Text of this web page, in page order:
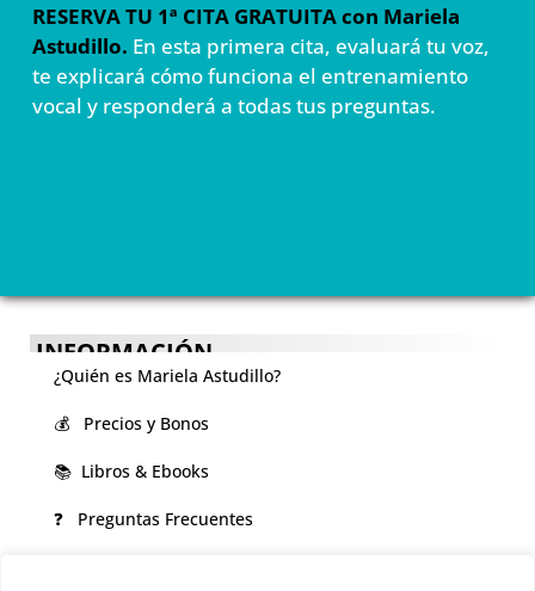
RESERVA TU 1ª CITA GRATUITA con Mariela
Astudillo. En esta primera cita, evaluará tu voz,
te explicará cómo funciona el entrenamiento
vocal y responderá a todas tus preguntas.
INFORMACIÓN
¿Quién es Mariela Astudillo?
💰 Precios y Bonos
📚 Libros & Ebooks
❓ Preguntas Frecuentes